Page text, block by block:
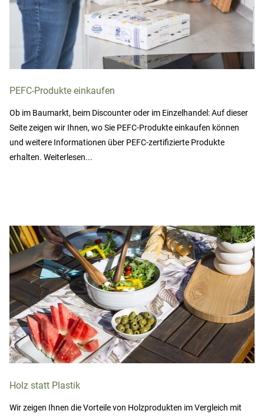
PEFC-Produkte einkaufen
Ob im Baumarkt, beim Discounter oder im Einzelhandel: Auf dieser
Seite zeigen wir Ihnen, wo Sie PEFC-Produkte einkaufen können
und weitere Informationen über PEFC-zertifizierte Produkte
erhalten. Weiterlesen...
Holz statt Plastik
Wir zeigen Ihnen die Vorteile von Holzprodukten im Vergleich mit